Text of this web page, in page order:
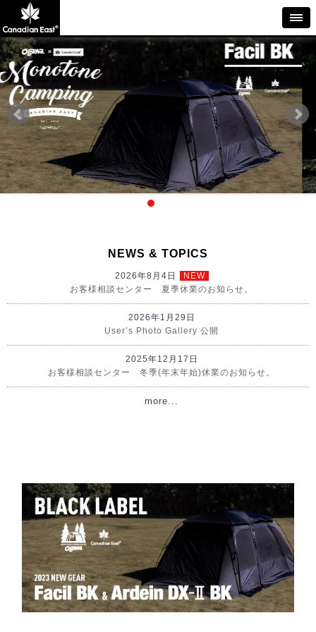
NEWS & TOPICS
2026年8月4日
NEW
お客様相談センター 夏季休業のお知らせ。
2026年1月29日
User’s Photo Gallery 公開
2025年12月17日
お客様相談センター 冬季(年末年始)休業のお知らせ。
more...